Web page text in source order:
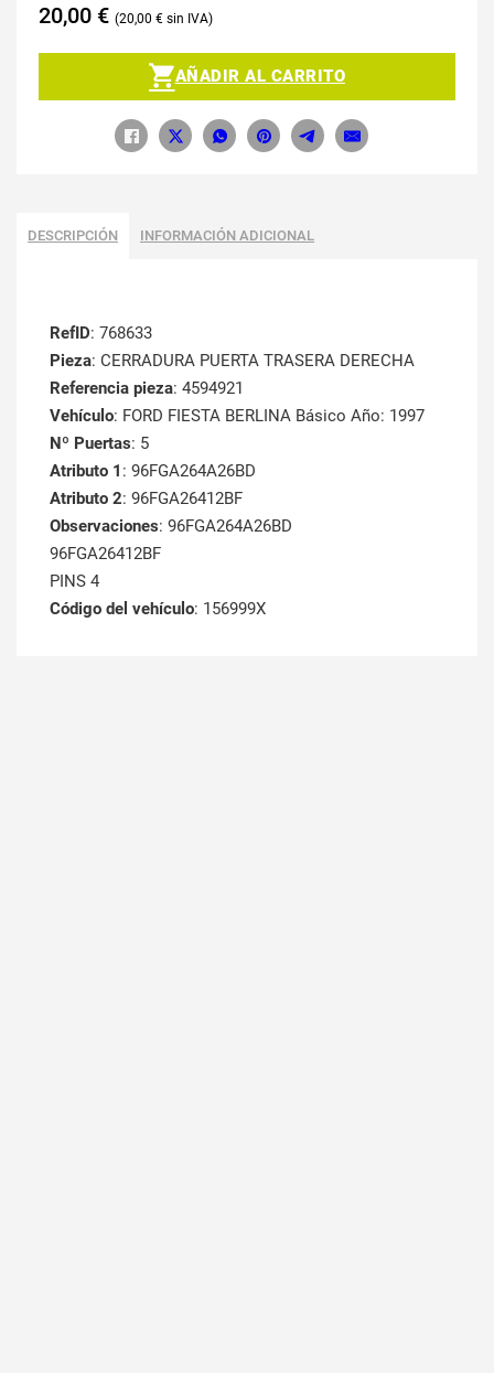
20,00 € 20,00 €
AÑADIR AL CARRITO
DESCRIPCIÓN INFORMACIÓN ADICIONAL
RefID: 768633
Pieza: CERRADURA PUERTA TRASERA DERECHA
Referencia pieza: 4594921
Vehículo: FORD FIESTA BERLINA Básico Año: 1997
Nº Puertas: 5
Atributo 1 : 96FGA264A26BD
Atributo 2: 96FGA26412BF
Observaciones: 96FGA264A26BD
96FGA26412BF
PINS 4
Código del vehículo: 156999X